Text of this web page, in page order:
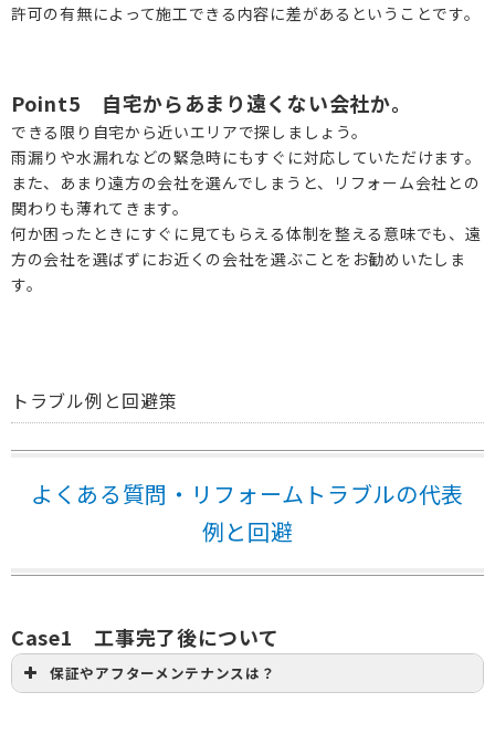
許可の有無によって施工できる内容に差があるということです。
Point5 自宅からあまり遠くない会社か。
できる限り自宅から近いエリアで探しましょう。
雨漏りや水漏れなどの緊急時にもすぐに対応していただけます。
また、あまり遠方の会社を選んでしまうと、リフォーム会社との
関わりも薄れてきます。
何か困ったときにすぐに見てもらえる体制を整える意味でも、遠
方の会社を選ばずにお近くの会社を選ぶことをお勧めいたしま
す。
トラブル例と回避策
よくある質問・リフォームトラブルの代表
例と回避
Case1 工事完了後について
保証やアフターメンテナンスは？